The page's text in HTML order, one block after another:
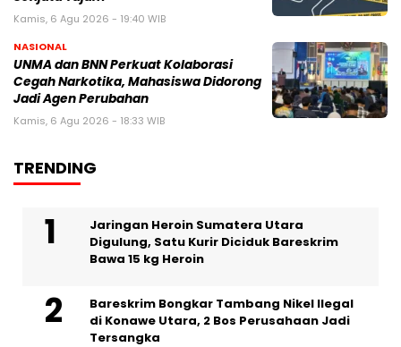
Kamis, 6 Agu 2026 - 19:40 WIB
NASIONAL
UNMA dan BNN Perkuat Kolaborasi
Cegah Narkotika, Mahasiswa Didorong
Jadi Agen Perubahan
Kamis, 6 Agu 2026 - 18:33 WIB
TRENDING
Jaringan Heroin Sumatera Utara
Digulung, Satu Kurir Diciduk Bareskrim
Bawa 15 kg Heroin
Bareskrim Bongkar Tambang Nikel Ilegal
di Konawe Utara, 2 Bos Perusahaan Jadi
Tersangka